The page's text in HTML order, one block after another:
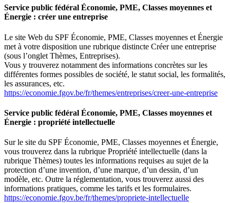
Service public fédéral Économie, PME, Classes moyennes et
Énergie : créer une entreprise
Le site Web du SPF Économie, PME, Classes moyennes et Énergie
met à votre disposition une rubrique distincte Créer une entreprise
(sous l’onglet Thèmes, Entreprises).
Vous y trouverez notamment des informations concrètes sur les
différentes formes possibles de société, le statut social, les formalités,
les assurances, etc.
https://economie.fgov.be/fr/themes/entreprises/creer-une-entreprise
Service public fédéral Économie, PME, Classes moyennes et
Énergie : propriété intellectuelle
Sur le site du SPF Économie, PME, Classes moyennes et Énergie,
vous trouverez dans la rubrique Propriété intellectuelle (dans la
rubrique Thèmes) toutes les informations requises au sujet de la
protection d’une invention, d’une marque, d’un dessin, d’un
modèle, etc. Outre la réglementation, vous trouverez aussi des
informations pratiques, comme les tarifs et les formulaires.
https://economie.fgov.be/fr/themes/propriete-intellectuelle